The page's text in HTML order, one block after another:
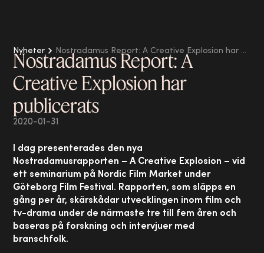
Nyheter Nostradamus Report: A Creative Explosion har publicerats
Nostradamus Report: A
Creative Explosion har
publicerats
2020-01-31
I dag presenterades den nya
Nostradamusrapporten – A Creative Explosion – vid
ett seminarium på Nordic Film Market under
Göteborg Film Festival. Rapporten, som släpps en
gång per år, skärskådar utvecklingen inom film och
tv-drama under de närmaste tre till fem åren och
baseras på forskning och intervjuer med
branschfolk.